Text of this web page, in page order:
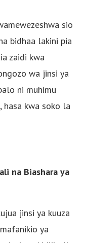
sio
bidhaa lakini pia
zaidi kwa
wa jinsi ya
ni muhimu
hasa kwa soko la
na Biashara ya
jinsi ya kuuza
ya